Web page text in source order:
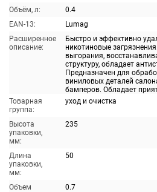
Объём, л:
0.4
EAN-13:
Lumag
Расширенное
описание:
Быстро и эффективно
никотиновые
выгорания,
структуру, обладает
Предназначен для
виниловых деталей
бамперов. Обладает
Товарная
группа:
уход и очистка
Высота
упаковки,
мм:
235
Длина
упаковки,
мм:
50
Объем
0.7